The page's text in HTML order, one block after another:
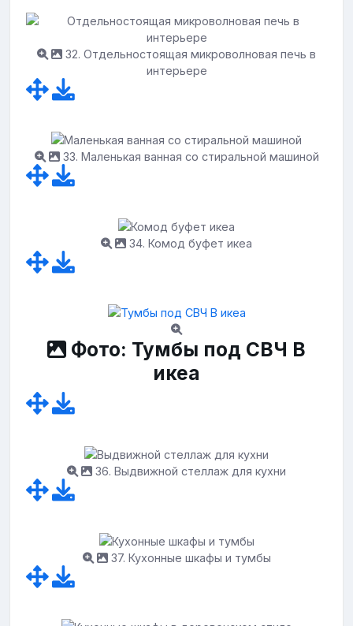
32. Отдельностоящая микроволновая печь в
интерьере
33. Маленькая ванная со стиральной машиной
34. Комод буфет икеа
Фото: Тумбы под СВЧ В
икеа
36. Выдвижной стеллаж для кухни
37. Кухонные шкафы и тумбы